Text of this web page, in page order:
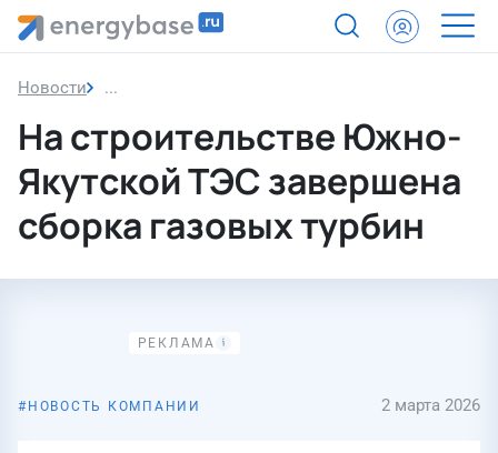
Новости На строительстве Южно-Якутской ТЭС
На строительстве Южно-
Якутской ТЭС завершена
сборка газовых турбин
НОВОСТЬ КОМПАНИИ 2 марта 2026